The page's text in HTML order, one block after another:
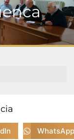
WhatsApp